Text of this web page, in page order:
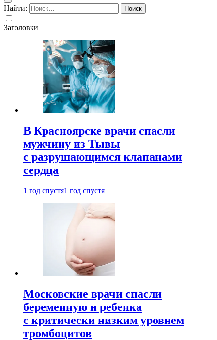
Найти:
Заголовки
В Красноярске врачи спасли
мужчину из Тывы
с разрушающимся клапанами
сердца
1 год спустя1 год спустя
Московские врачи спасли
беременную и ребенка
с критически низким уровнем
тромбоцитов